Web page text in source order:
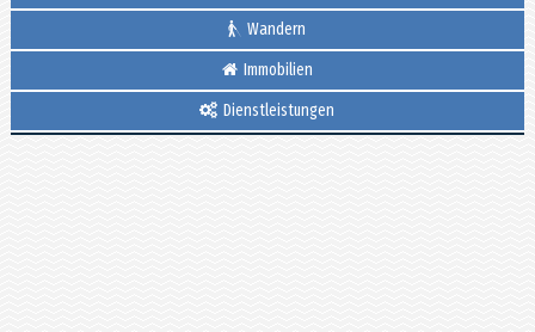
Wandern
Immobilien
Dienstleistungen